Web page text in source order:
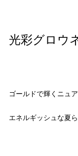
光彩グロウ
ゴールドで輝くニュ
エネルギッシュな夏